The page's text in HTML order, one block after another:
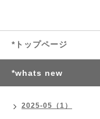
*トップページ
*whats new
2025-05（1）